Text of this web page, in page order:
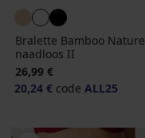
Bralette Bamboo Nature
naadloos II
26,99 €
20,24 € code ALL25